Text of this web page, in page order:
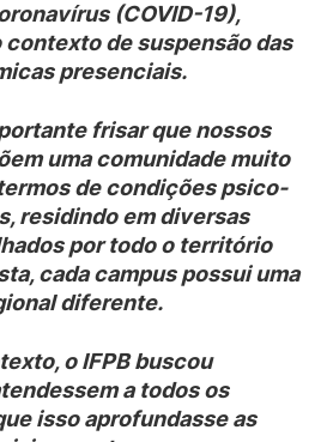
(COVID-19),
de suspensão das
presenciais.
frisar que nossos
uma comunidade muito
de condições psico-
residindo em diversas
por todo o território
cada campus possui uma
diferente.
o IFPB buscou
a todos os
isso aprofundasse as